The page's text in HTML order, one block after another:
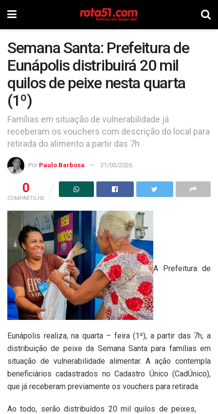
Semana Santa: Prefeitura de
Eunápolis distribuirá 20 mil
quilos de peixe nesta quarta
(1º)
Famílias em situação de vulnerabilidade já
receberam os vouchers com descrição do local para
retirada do alimento a partir das 7h
Por Paulo Barbosa 31/03/2026
0
COMPARTILHE
A Prefeitura de
Eunápolis realiza, na quarta – feira (1º), a partir das 7h, a
distribuição de peixe da Semana Santa para famílias em
situação de vulnerabilidade alimentar. A ação contempla
beneficiários cadastrados no Cadastro Único (CadÚnico),
que já receberam previamente os vouchers para retirada.
Ao todo, serão distribuídos 20 mil quilos de peixes,